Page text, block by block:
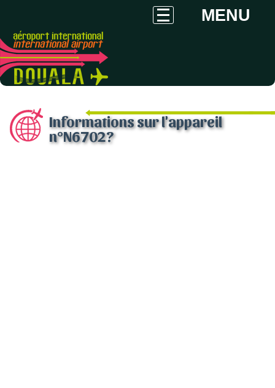
MENU
Informations sur l'appareil
n°N6702?